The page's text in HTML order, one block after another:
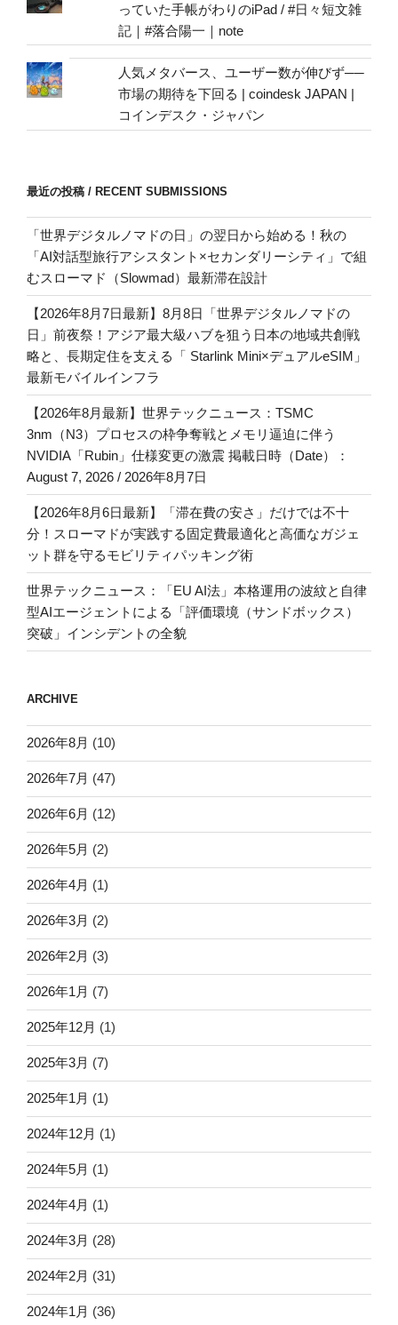
っていた手帳がわりのiPad / #日々短文雑
記｜#落合陽一｜note
人気メタバース、ユーザー数が伸びず──
市場の期待を下回る | coindesk JAPAN |
コインデスク・ジャパン
最近の投稿 / RECENT SUBMISSIONS
「世界デジタルノマドの日」の翌日から始める！秋の
「AI対話型旅行アシスタント×セカンダリーシティ」で組
むスローマド（Slowmad）最新滞在設計
【2026年8月7日最新】8月8日「世界デジタルノマドの
日」前夜祭！アジア最大級ハブを狙う日本の地域共創戦
略と、長期定住を支える「 Starlink Mini×デュアルeSIM」
最新モバイルインフラ
【2026年8月最新】世界テックニュース：TSMC
3nm（N3）プロセスの枠争奪戦とメモリ逼迫に伴う
NVIDIA「Rubin」仕様変更の激震 掲載日時（Date）：
August 7, 2026 / 2026年8月7日
【2026年8月6日最新】「滞在費の安さ」だけでは不十
分！スローマドが実践する固定費最適化と高価なガジェ
ット群を守るモビリティパッキング術
世界テックニュース：「EU AI法」本格運用の波紋と自律
型AIエージェントによる「評価環境（サンドボックス）
突破」インシデントの全貌
ARCHIVE
2026年8月 (10)
2026年7月 (47)
2026年6月 (12)
2026年5月 (2)
2026年4月 (1)
2026年3月 (2)
2026年2月 (3)
2026年1月 (7)
2025年12月 (1)
2025年3月 (7)
2025年1月 (1)
2024年12月 (1)
2024年5月 (1)
2024年4月 (1)
2024年3月 (28)
2024年2月 (31)
2024年1月 (36)